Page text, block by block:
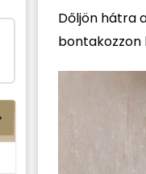
Dőljön hátra
bontakozzon